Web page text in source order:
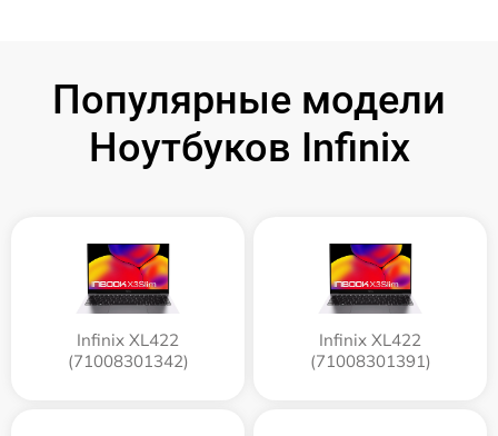
Популярные модели
Ноутбуков Infinix
Infinix XL422
(71008301342)
Infinix XL422
(71008301391)